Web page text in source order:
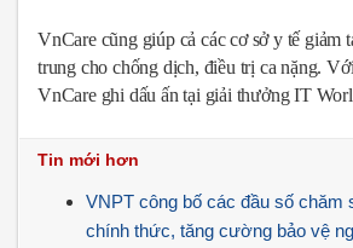
VnCare cũng giúp cả các cơ sở y tế giảm
trung cho chống dịch, điều trị ca nặng.
VnCare ghi dấu ấn tại giải thưởng IT
Tin mới hơn
VNPT công bố các đầu số chăm
chính thức, tăng cường bảo vệ